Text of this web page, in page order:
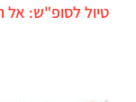
טיול לסופ"ש: אל